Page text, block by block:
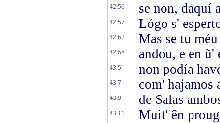
42:56 se non, daquí
42:57 Lógo s'
42:62 Mas se tu
42:68 andou, e en
43:5 non podía
43:7 com'
43:9 de Salas
43:11 Muit' ên